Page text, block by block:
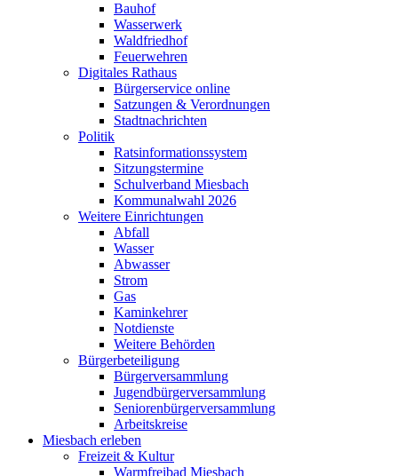
Bauhof
Wasserwerk
Waldfriedhof
Feuerwehren
Digitales Rathaus
Bürgerservice online
Satzungen & Verordnungen
Stadtnachrichten
Politik
Ratsinformationssystem
Sitzungstermine
Schulverband Miesbach
Kommunalwahl 2026
Weitere Einrichtungen
Abfall
Wasser
Abwasser
Strom
Gas
Kaminkehrer
Notdienste
Weitere Behörden
Bürgerbeteiligung
Bürgerversammlung
Jugendbürgerversammlung
Seniorenbürgerversammlung
Arbeitskreise
Miesbach erleben
Freizeit & Kultur
Warmfreibad Miesbach